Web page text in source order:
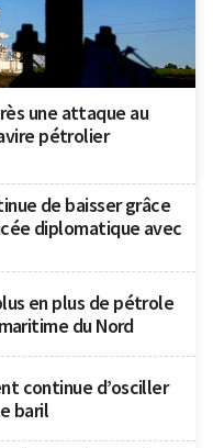
une attaque au
pétrolier
de baisser grâce
diplomatique avec
en plus de pétrole
du Nord
continue d’osciller
baril